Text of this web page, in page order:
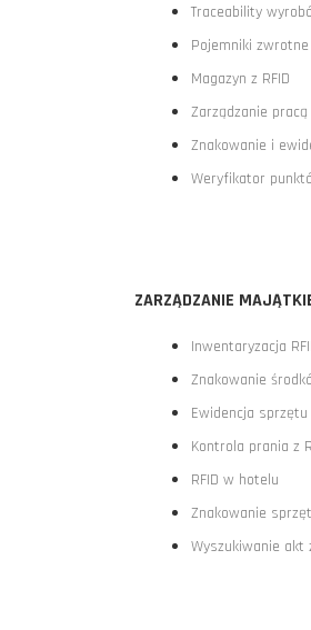
Traceability
Pojemniki zwrotne
Magazyn z RFID
Zarządzanie
Znakowanie i
Weryfikator
ZARZĄDZANIE
Inwentaryzacja
Znakowanie
Ewidencja
Kontrola prania z
RFID w hotelu
Znakowanie
Wyszukiwanie akt